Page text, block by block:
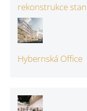
rekonstrukce
Hybernská Office